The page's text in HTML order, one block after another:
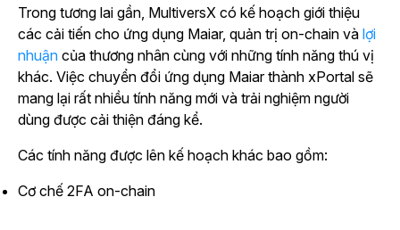
Trong tương lai gần, MultiversX có kế hoạch giới thiệu
các cải tiến cho ứng dụng Maiar, quản trị on-chain và lợi
nhuận của thương nhân cùng với những tính năng thú vị
khác. Việc chuyển đổi ứng dụng Maiar thành xPortal sẽ
mang lại rất nhiều tính năng mới và trải nghiệm người
dùng được cải thiện đáng kể.
Các tính năng được lên kế hoạch khác bao gồm:
Cơ chế 2FA on-chain